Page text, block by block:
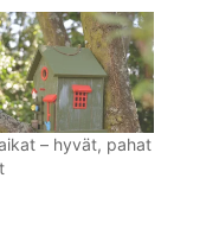
– hyvät, pahat